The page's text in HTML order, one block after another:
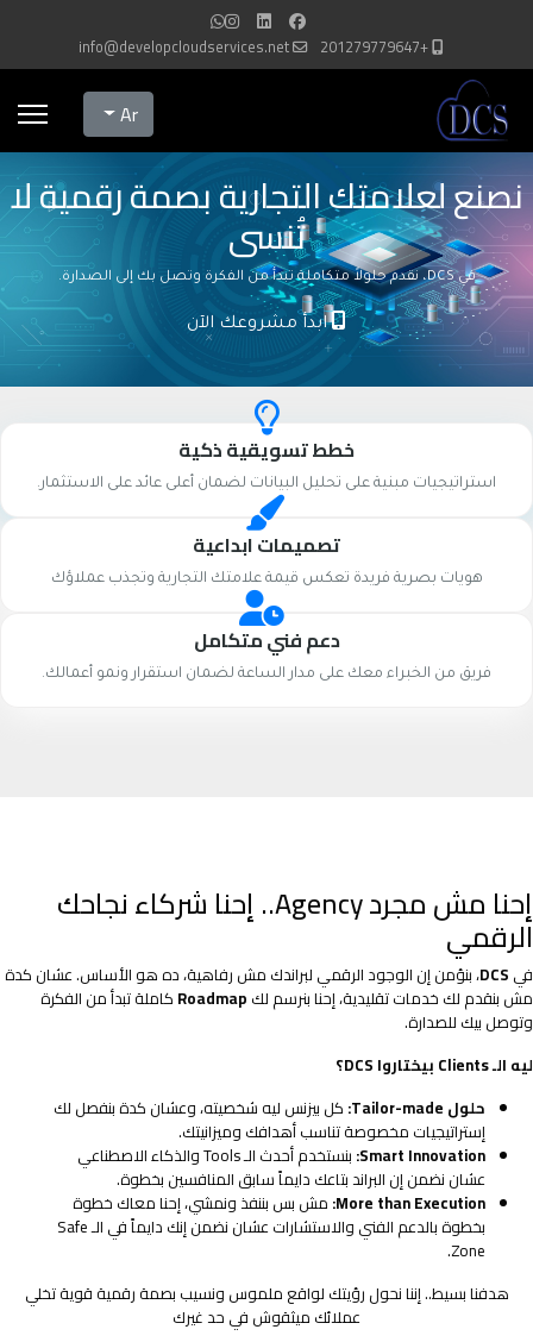
+201279779647
info@developcloudservices.net
Select your language
Ar
نصنع لعلامتك التجارية بصمة رقمية لا
تُنسى
في DCS، نقدم حلولاً متكاملة تبدأ من الفكرة وتصل بك إلى الصدارة.
ابدأ مشروعك الآن
خطط تسويقية ذكية
استراتيجيات مبنية على تحليل البيانات لضمان أعلى عائد على الاستثمار.
تصميمات ابداعية
هويات بصرية فريدة تعكس قيمة علامتك التجارية وتجذب عملاؤك
دعم فني متكامل
فريق من الخبراء معك على مدار الساعة لضمان استقرار ونمو أعمالك.
إحنا مش مجرد Agency.. إحنا شركاء نجاحك
الرقمي
في DCS، بنؤمن إن الوجود الرقمي لبراندك مش رفاهية، ده هو الأساس. عشان كدة
مش بنقدم لك خدمات تقليدية، إحنا بنرسم لك Roadmap كاملة تبدأ من الفكرة
وتوصل بيك للصدارة.
ليه الـ Clients بيختاروا DCS؟
حلول Tailor-made:
كل بيزنس ليه شخصيته، وعشان كدة بنفصل لك
إستراتيجيات مخصوصة تناسب أهدافك وميزانيتك.
Smart Innovation:
بنستخدم أحدث الـ Tools والذكاء الاصطناعي
عشان نضمن إن البراند بتاعك دايماً سابق المنافسين بخطوة.
More than Execution: مش بس بننفذ ونمشي، إحنا معاك خطوة
بخطوة بالدعم الفني والاستشارات عشان نضمن إنك دايماً في الـ Safe
Zone.
هدفنا بسيط.. إننا نحول رؤيتك لواقع ملموس ونسيب بصمة رقمية قوية تخلي
عملائك ميثقوش في حد غيرك